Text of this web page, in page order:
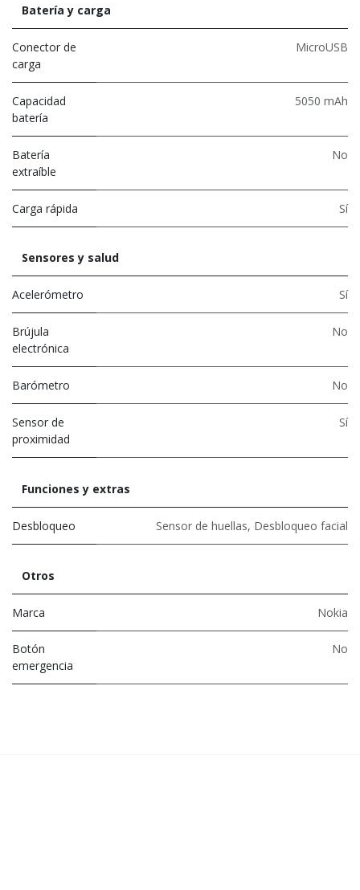
Batería y carga
Conector de
carga
MicroUSB
Capacidad
batería
5050 mAh
Batería
extraíble
No
Carga rápida Sí
Sensores y salud
Acelerómetro Sí
Brújula
electrónica
No
Barómetro No
Sensor de
proximidad
Sí
Funciones y extras
Desbloqueo Sensor de huellas, Desbloqueo facial
Otros
Marca Nokia
Botón
emergencia
No